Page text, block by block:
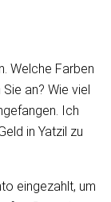
Welche Farben
an? Wie viel
Ich
in Yatzil zu
eingezahlt, um